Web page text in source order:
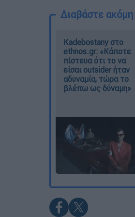
Διαβάστε ακόμη
Kadebostany στο
ethnos.gr: «Κάποτε
πίστευα ότι το να
είσαι outsider ήταν
αδυναμία, τώρα το
βλέπω ως δύναμη»